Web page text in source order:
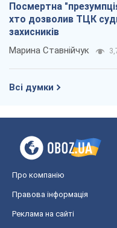
Посмертна
хто дозволив ТЦК
захисників
Марина Ставнійчук
Всі думки
Про компанію
Правова інформація
Реклама на сайті